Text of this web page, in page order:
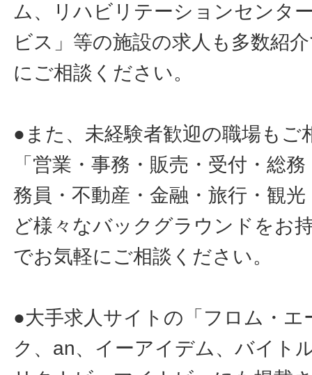
ム、リハビリテーションセンタ
ビス」等の施設の求人も多数紹
にご相談ください。
●また、未経験者歓迎の職場もご
「営業・事務・販売・受付・総
務員・不動産・金融・旅行・観
ど様々なバックグラウンドをお
でお気軽にご相談ください。
●大手求人サイトの「フロム・
ク、an、イーアイデム、バイト